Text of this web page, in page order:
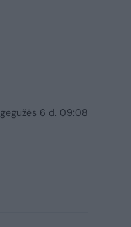
6 d. 09:08